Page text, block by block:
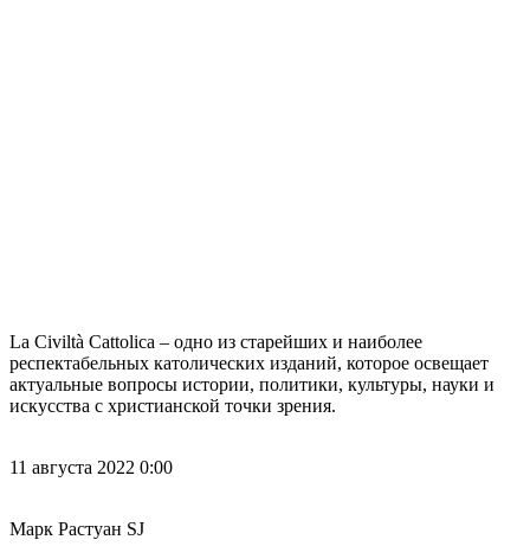
La Civiltà Cattolica – одно из старейших и наиболее
респектабельных католических изданий, которое освещает
актуальные вопросы истории, политики, культуры, науки и
искусства с христианской точки зрения.
11 августа 2022 0:00
Марк Растуан SJ